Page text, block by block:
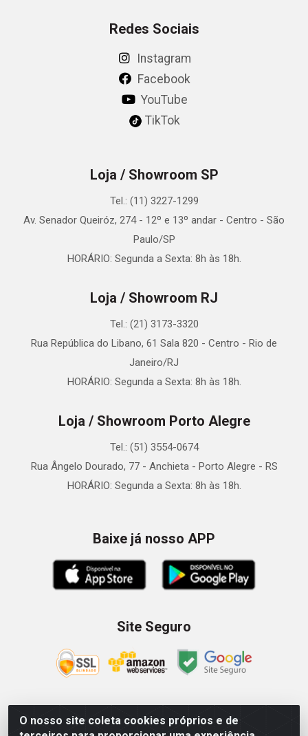
O nosso site coleta cookies próprios e de
Redes Sociais
Instagram
Facebook
YouTube
TikTok
Loja / Showroom SP
Tel.: (11) 3227-1299
Av. Senador Queiróz, 274 - 12º e 13º andar - Centro - São
Paulo/SP
HORÁRIO: Segunda a Sexta: 8h às 18h.
Loja / Showroom RJ
Tel.: (21) 3173-3320
Rua República do Libano, 61 Sala 820 - Centro - Rio de
Janeiro/RJ
HORÁRIO: Segunda a Sexta: 8h às 18h.
Loja / Showroom Porto Alegre
Tel.: (51) 3554-0674
Rua Ângelo Dourado, 77 - Anchieta - Porto Alegre - RS
HORÁRIO: Segunda a Sexta: 8h às 18h.
Baixe já nosso APP
Site Seguro
Zein Importação e Comércio LTDA - Av. Senador Queiróz, 274